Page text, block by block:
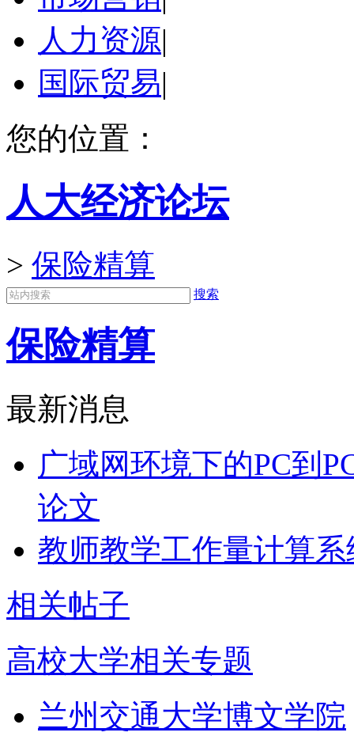
人力资源|
国际贸易|
您的位置：
人大经济论坛
> 保险精算
搜索
保险精算
最新消息
广域网环境下的PC到
论文
教师教学工作量计算
相关帖子
高校大学相关专题
兰州交通大学博文学院